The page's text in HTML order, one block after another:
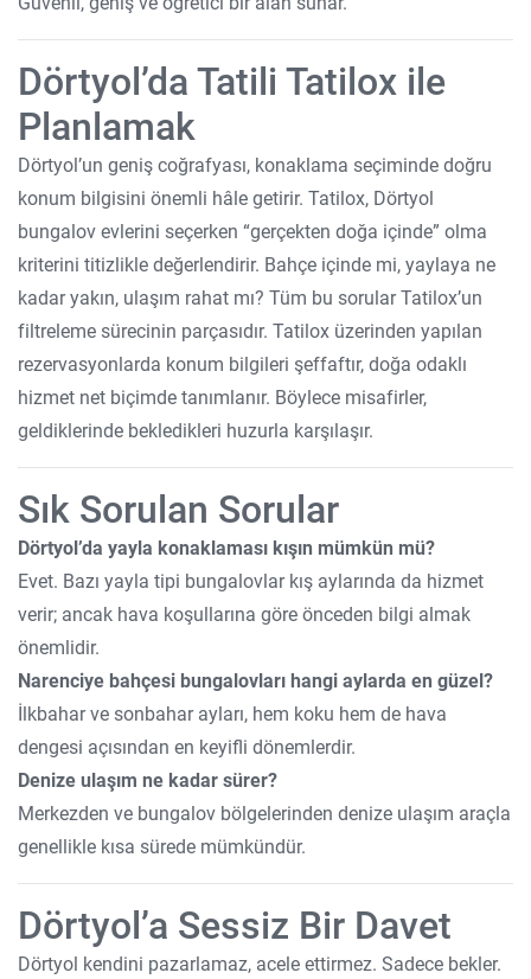
Dörtyol’da Tatili Tatilox ile
Planlamak
Dörtyol’un geniş coğrafyası, konaklama seçiminde doğru
konum bilgisini önemli hâle getirir. Tatilox, Dörtyol
bungalov evlerini seçerken “gerçekten doğa içinde” olma
kriterini titizlikle değerlendirir. Bahçe içinde mi, yaylaya ne
kadar yakın, ulaşım rahat mı? Tüm bu sorular Tatilox’un
filtreleme sürecinin parçasıdır. Tatilox üzerinden yapılan
rezervasyonlarda konum bilgileri şeffaftır, doğa odaklı
hizmet net biçimde tanımlanır. Böylece misafirler,
geldiklerinde bekledikleri huzurla karşılaşır.
Sık Sorulan Sorular
Dörtyol’da yayla konaklaması kışın mümkün mü?
Evet. Bazı yayla tipi bungalovlar kış aylarında da hizmet
verir; ancak hava koşullarına göre önceden bilgi almak
önemlidir.
Narenciye bahçesi bungalovları hangi aylarda en güzel?
İlkbahar ve sonbahar ayları, hem koku hem de hava
dengesi açısından en keyifli dönemlerdir.
Denize ulaşım ne kadar sürer?
Merkezden ve bungalov bölgelerinden denize ulaşım araçla
genellikle kısa sürede mümkündür.
Dörtyol’a Sessiz Bir Davet
Dörtyol kendini pazarlamaz, acele ettirmez. Sadece bekler.